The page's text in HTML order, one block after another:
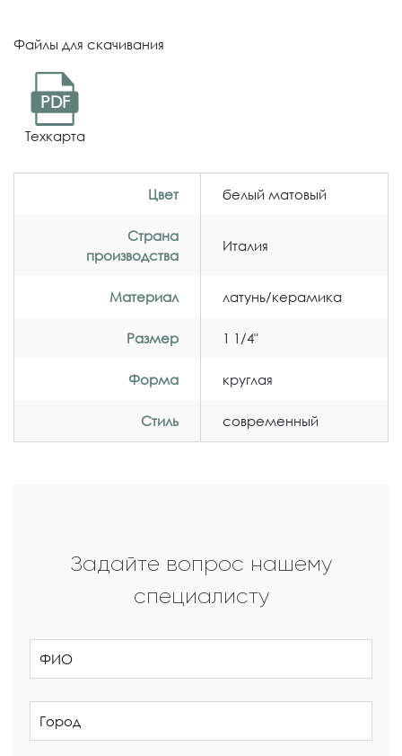
Файлы для скачивания
PDF
Техкарта
Цвет белый матовый
Страна
производства
Италия
Материал латунь/керамика
Размер 1 1/4"
Форма круглая
Стиль современный
Задайте вопрос нашему
специалисту